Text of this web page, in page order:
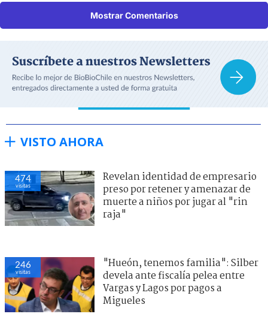
Mostrar Comentarios
VISTO AHORA
474
visitas
Revelan identidad de empresario
preso por retener y amenazar de
muerte a niños por jugar al "rin
raja"
246
visitas
"Hueón, tenemos familia": Silber
devela ante fiscalía pelea entre
Vargas y Lagos por pagos a
Migueles